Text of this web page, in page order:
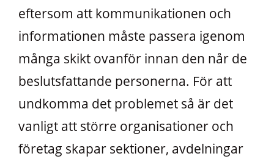
eftersom att kommunikationen och
informationen måste passera igenom
många skikt ovanför innan den når de
beslutsfattande personerna. För att
undkomma det problemet så är det
vanligt att större organisationer och
företag skapar sektioner, avdelningar